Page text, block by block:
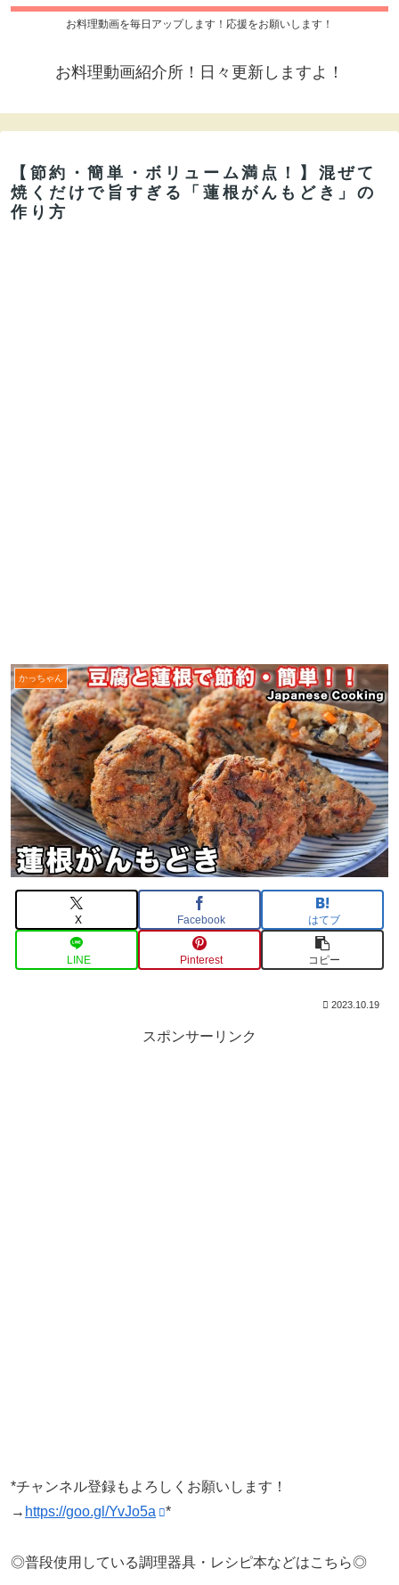
お料理動画を毎日アップします！応援をお願いします！
お料理動画紹介所！日々更新しますよ！
【節約・簡単・ボリューム満点！】混ぜて
焼くだけで旨すぎる「蓮根がんもどき」の
作り方
かっちゃん
X Facebook はてブ
LINE Pinterest コピー
2023.10.19
スポンサーリンク
*チャンネル登録もよろしくお願いします！
→ https://goo.gl/YvJo5a *
◎普段使用している調理器具・レシピ本などはこちら◎